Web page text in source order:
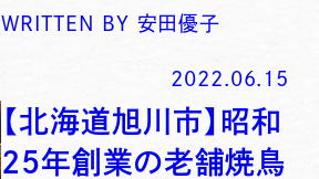
WRITTEN BY 安田優子
2022.06.15
【北海道旭川市】昭和
25年創業の老舗焼鳥